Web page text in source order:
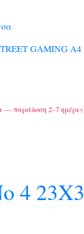
GAMING A4
— παράδοση 2–7 ημέρες.